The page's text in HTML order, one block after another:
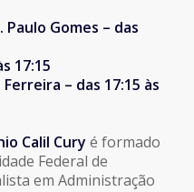
Gomes – das
17:15
– das 17:15 às
Calil Cury é formado
Federal de
em Administração